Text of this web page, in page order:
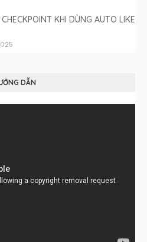
KHI DÙNG AUTO LIKE
DẪN